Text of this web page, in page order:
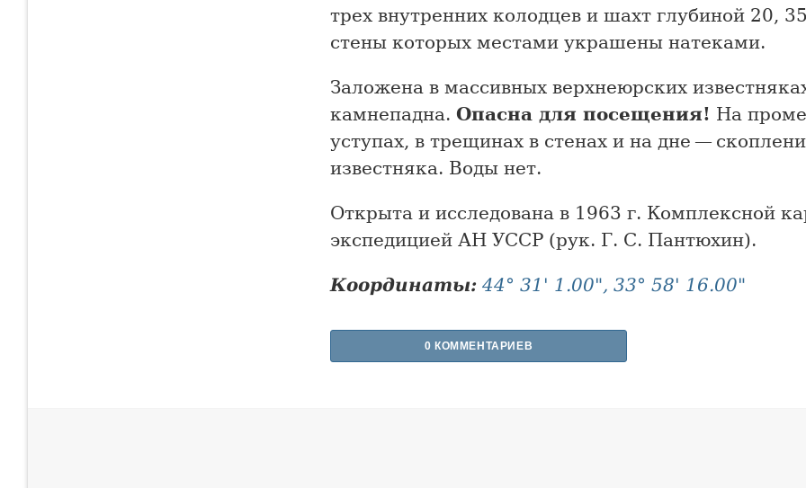
трех внутренних колодцев и шахт глубиной 20,
стены которых местами украшены натеками.
Заложена в массивных верхнеюрских
камнепадна. Опасна для посещения! На
уступах, в трещинах в стенах и на дне —
известняка. Воды нет.
Открыта и исследована в 1963 г. Комплексной
экспедицией АН УССР (рук. Г. С. Пантюхин).
Координаты: 44° 31' 1.00", 33° 58' 16.00"
0 КОММЕНТАРИЕВ